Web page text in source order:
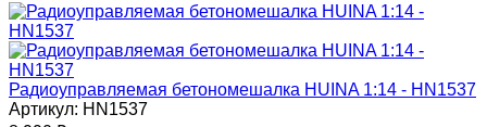
Радиоуправляемая бетономешалка HUINA 1:14 - HN1537
Артикул: HN1537